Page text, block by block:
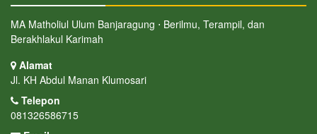
MA Matholiul Ulum Banjaragung ⋅ Berilmu, Terampil, dan
Berakhlakul Karimah
Alamat
Jl. KH Abdul Manan Klumosari
Telepon
081326586715